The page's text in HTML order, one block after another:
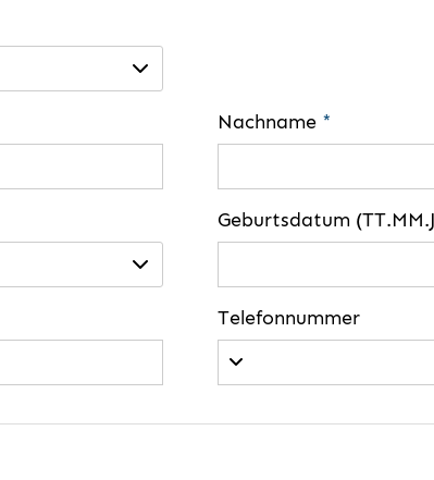
Nachname *
Geburtsdatum
Telefonnummer